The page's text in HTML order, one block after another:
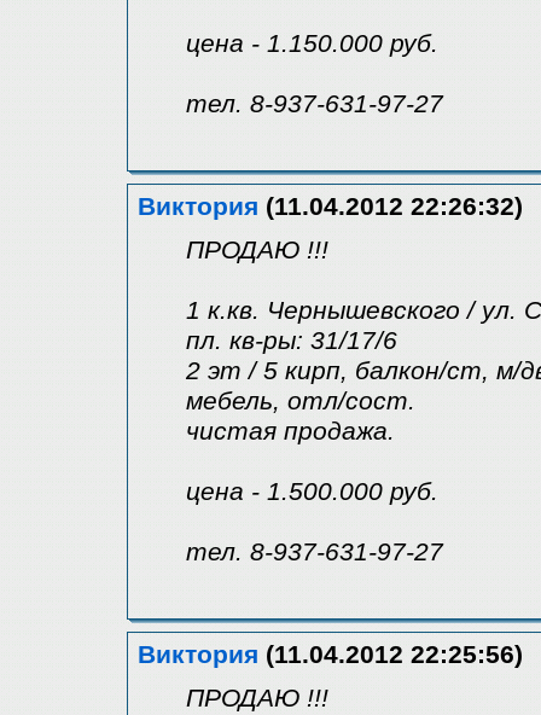
цена - 1.150.000 руб.
тел. 8-937-631-97-27
Виктория (11.04.2012 22:26:32)
ПРОДАЮ !!!
1 к.кв. Чернышевского / ул.
пл. кв-ры: 31/17/6
2 эт / 5 кирп, балкон/ст, м/
мебель, отл/сост.
чистая продажа.
цена - 1.500.000 руб.
тел. 8-937-631-97-27
Виктория (11.04.2012 22:25:56)
ПРОДАЮ !!!